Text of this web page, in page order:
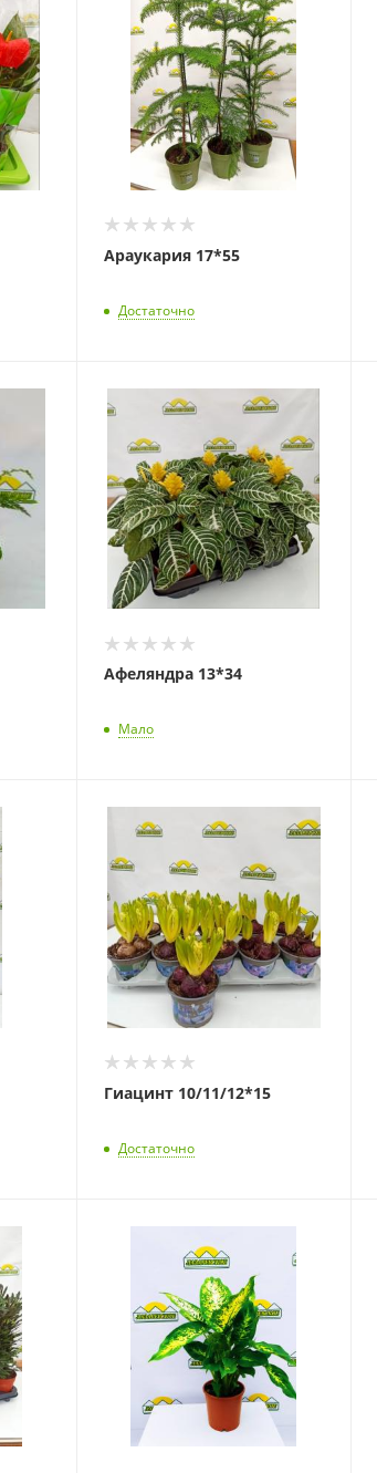
Араукария 17*55
Достаточно
Афеляндра 13*34
Мало
Гиацинт 10/11/12*15
Достаточно